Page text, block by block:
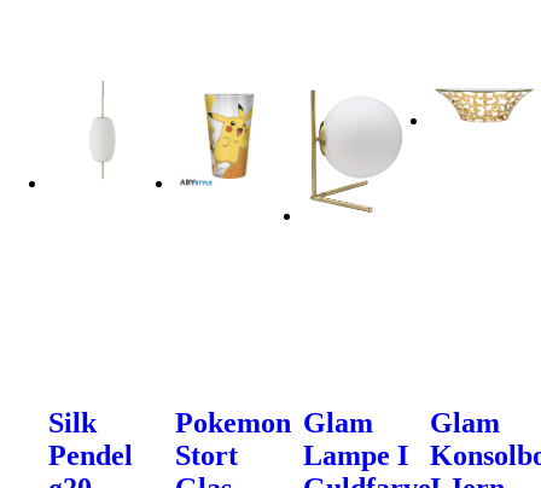
Silk
Pendel
Pokemon
Stort
Glam
Lampe I
Glam